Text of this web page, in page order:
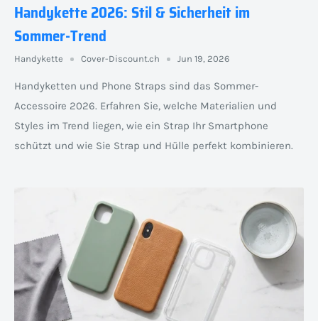
Handykette 2026: Stil & Sicherheit im
Sommer-Trend
Handykette Cover-Discount.ch Jun 19, 2026
Handyketten und Phone Straps sind das Sommer-
Accessoire 2026. Erfahren Sie, welche Materialien und
Styles im Trend liegen, wie ein Strap Ihr Smartphone
schützt und wie Sie Strap und Hülle perfekt kombinieren.